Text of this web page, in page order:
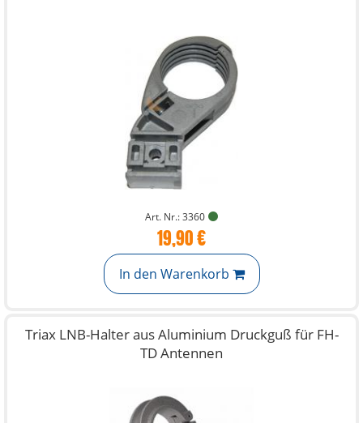
Art. Nr.: 3360
19,90 €
In den Warenkorb
Triax LNB-Halter aus Aluminium Druckguß für FH-
TD Antennen